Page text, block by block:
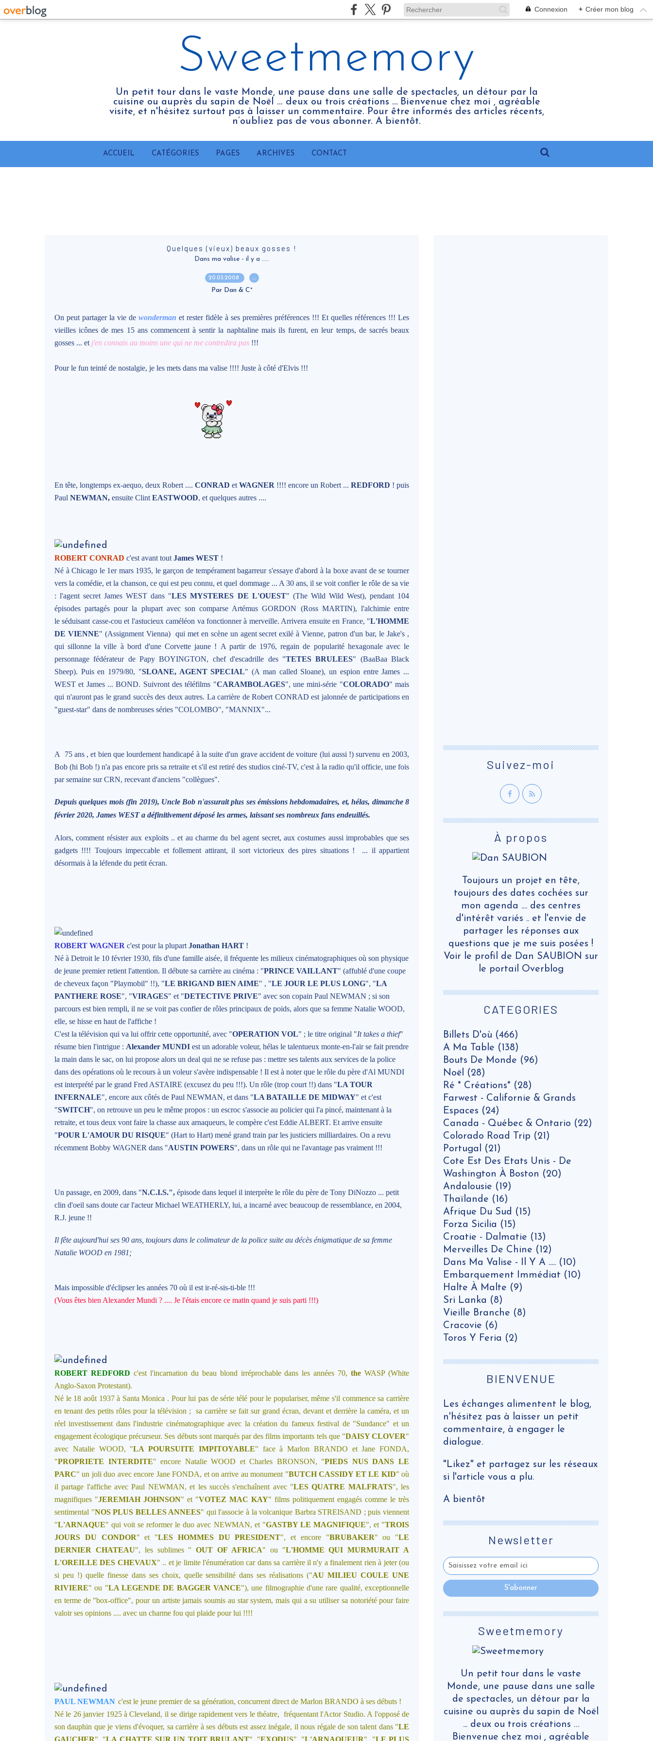
Connexion + Créer mon blog
Sweetmemory
Un petit tour dans le vaste Monde, une pause dans une salle de spectacles, un détour par la
cuisine ou auprès du sapin de Noël ... deux ou trois créations … Bienvenue chez moi , agréable
visite, et n'hésitez surtout pas à laisser un commentaire. Pour être informés des articles récents,
n’oubliez pas de vous abonner. A bientôt.
ACCUEIL CATÉGORIES PAGES ARCHIVES CONTACT
Quelques (vieux) beaux gosses !
Dans ma valise - il y a .....
20.03.2008 …
Par Dan & C°
On peut partager la vie de wonderman et rester fidèle à ses premières préférences !!! Et quelles références !!! Les
vieilles icônes de mes 15 ans commencent à sentir la naphtaline mais ils furent, en leur temps, de sacrés beaux
gosses ... et j'en connais au moins une qui ne me contredira pas !!!
Pour le fun teinté de nostalgie, je les mets dans ma valise !!!! Juste à côté d'Elvis !!!
En tête, longtemps ex-aequo, deux Robert .... CONRAD et WAGNER !!!! encore un Robert ... REDFORD ! puis
Paul NEWMAN, ensuite Clint EASTWOOD, et quelques autres ....
ROBERT CONRAD c'est avant tout James WEST !
Né à Chicago le 1er mars 1935, le garçon de tempérament bagarreur s'essaye d'abord à la boxe avant de se tourner
vers la comédie, et la chanson, ce qui est peu connu, et quel dommage ... A 30 ans, il se voit confier le rôle de sa vie
: l'agent secret James WEST dans "LES MYSTERES DE L'OUEST" (The Wild Wild West), pendant 104
épisodes partagés pour la plupart avec son comparse Artémus GORDON (Ross MARTIN), l'alchimie entre
le séduisant casse-cou et l'astucieux caméléon va fonctionner à merveille. Arrivera ensuite en France, "L'HOMME
DE VIENNE" (Assignment Vienna) qui met en scène un agent secret exilé à Vienne, patron d'un bar, le Jake's ,
qui sillonne la ville à bord d'une Corvette jaune ! A partir de 1976, regain de popularité hexagonale avec le
personnage fédérateur de Papy BOYINGTON, chef d'escadrille des "TETES BRULEES" (BaaBaa Black
Sheep). Puis en 1979/80, "SLOANE, AGENT SPECIAL" (A man called Sloane), un espion entre James ...
WEST et James ... BOND. Suivront des téléfilms "CARAMBOLAGES", une mini-série "COLORADO" mais
qui n'auront pas le grand succès des deux autres. La carrière de Robert CONRAD est jalonnée de participations en
"guest-star" dans de nombreuses séries "COLOMBO", "MANNIX"...
A 75 ans , et bien que lourdement handicapé à la suite d'un grave accident de voiture (lui aussi !) survenu en 2003,
Bob (hi Bob !) n'a pas encore pris sa retraite et s'il est retiré des studios ciné-TV, c'est à la radio qu'il officie, une fois
par semaine sur CRN, recevant d'anciens "collègues".
Depuis quelques mois (fin 2019), Uncle Bob n'assurait plus ses émissions hebdomadaires, et, hélas, dimanche 8
février 2020, James WEST a définitivement déposé les armes, laissant ses nombreux fans endeuillés.
Alors, comment résister aux exploits .. et au charme du bel agent secret, aux costumes aussi improbables que ses
gadgets !!!! Toujours impeccable et follement attirant, il sort victorieux des pires situations ! ... il appartient
désormais à la léfende du petit écran.
ROBERT WAGNER c'est pour la plupart Jonathan HART !
Né à Detroit le 10 février 1930, fils d'une famille aisée, il fréquente les milieux cinématographiques où son physique
de jeune premier retient l'attention. Il débute sa carrière au cinéma : "PRINCE VAILLANT" (affublé d'une coupe
de cheveux façon "Playmobil" !!), "LE BRIGAND BIEN AIME" , "LE JOUR LE PLUS LONG", "LA
PANTHERE ROSE", "VIRAGES" et "DETECTIVE PRIVE" avec son copain Paul NEWMAN ; si son
parcours est bien rempli, il ne se voit pas confier de rôles principaux de poids, alors que sa femme Natalie WOOD,
elle, se hisse en haut de l'affiche !
C'est la télévision qui va lui offrir cette opportunité, avec "OPERATION VOL" ; le titre original "It takes a thief"
résume bien l'intrigue : Alexander MUNDI est un adorable voleur, hélas le talentueux monte-en-l'air se fait prendre
la main dans le sac, on lui propose alors un deal qui ne se refuse pas : mettre ses talents aux services de la police
dans des opérations où le recours à un voleur s'avère indispensable ! Il est à noter que le rôle du père d'Al MUNDI
est interprété par le grand Fred ASTAIRE (excusez du peu !!!). Un rôle (trop court !!) dans "LA TOUR
INFERNALE", encore aux côtés de Paul NEWMAN, et dans "LA BATAILLE DE MIDWAY" et c'est
"SWITCH", on retrouve un peu le même propos : un escroc s'associe au policier qui l'a pincé, maintenant à la
retraite, et tous deux vont faire la chasse aux arnaqueurs, le compère c'est Eddie ALBERT. Et arrive ensuite
"POUR L'AMOUR DU RISQUE" (Hart to Hart) mené grand train par les justiciers milliardaires. On a revu
récemment Bobby WAGNER dans "AUSTIN POWERS", dans un rôle qui ne l'avantage pas vraiment !!!
Un passage, en 2009, dans "N.C.I.S.", épisode dans lequel il interprète le rôle du père de Tony DiNozzo ... petit
clin d'oeil sans doute car l'acteur Michael WEATHERLY, lui, a incarné avec beaucoup de ressemblance, en 2004,
R.J. jeune !!
Il fête aujourd'hui ses 90 ans, toujours dans le colimateur de la police suite au décès énigmatique de sa femme
Natalie WOOD en 1981;
Mais impossible d'éclipser les années 70 où il est ir-ré-sis-ti-ble !!!
(Vous êtes bien Alexander Mundi ? .... Je l'étais encore ce matin quand je suis parti !!!)
ROBERT REDFORD c'est l'incarnation du beau blond irréprochable dans les années 70,the WASP (White
Anglo-Saxon Protestant).
Né le 18 août 1937 à Santa Monica . Pour lui pas de série télé pour le populariser, même s'il commence sa carrière
en tenant des petits rôles pour la télévision ; sa carrière se fait sur grand écran, devant et derrière la caméra, et un
réel investissement dans l'industrie cinématographique avec la création du fameux festival de "Sundance" et un
engagement écologique précurseur. Ses débuts sont marqués par des films importants tels que "DAISY CLOVER"
avec Natalie WOOD, "LA POURSUITE IMPITOYABLE" face à Marlon BRANDO et Jane FONDA,
"PROPRIETE INTERDITE" encore Natalie WOOD et Charles BRONSON, "PIEDS NUS DANS LE
PARC" un joli duo avec encore Jane FONDA, et on arrive au monument "BUTCH CASSIDY ET LE KID" où
il partage l'affiche avec Paul NEWMAN, et les succès s'enchaînent avec "LES QUATRE MALFRATS", les
magnifiques "JEREMIAH JOHNSON" et "VOTEZ MAC KAY" films politiquement engagés comme le très
sentimental "NOS PLUS BELLES ANNEES" qui l'associe à la volcanique Barbra STREISAND ; puis viennent
"L'ARNAQUE" qui voit se reformer le duo avec NEWMAN, et "GASTBY LE MAGNIFIQUE", et "TROIS
JOURS DU CONDOR" et "LES HOMMES DU PRESIDENT", et encore "BRUBAKER" ou "LE
DERNIER CHATEAU", les sublimes "OUT OF AFRICA" ou "L'HOMME QUI MURMURAIT A
L'OREILLE DES CHEVAUX" .. et je limite l'énumération car dans sa carrière il n'y a finalement rien à jeter (ou
si peu !) quelle finesse dans ses choix, quelle sensibilité dans ses réalisations ("AU MILIEU COULE UNE
RIVIERE" ou "LA LEGENDE DE BAGGER VANCE"), une filmographie d'une rare qualité, exceptionnelle
en terme de "box-office", pour un artiste jamais soumis au star system, mais qui a su utiliser sa notoriété pour faire
valoir ses opinions .... avec un charme fou qui plaide pour lui !!!!
PAUL NEWMAN c'est le jeune premier de sa génération, concurrent direct de Marlon BRANDO à ses débuts !
Né le 26 janvier 1925 à Cleveland, il se dirige rapidement vers le théatre, fréquentant l'Actor Studio. A l'opposé de
son dauphin que je viens d'évoquer, sa carrière à ses débuts est assez inégale, il nous régale de son talent dans "LE
GAUCHER", "LA CHATTE SUR UN TOIT BRULANT", "EXODUS", "L'ARNAQUEUR", "LE PLUS
Newsletter
CATEGORIES
Billets D'où (466)
A Ma Table (138)
Bouts De Monde (96)
Noël (28)
Ré * Créations* (28)
Farwest - Californie & Grands
Espaces (24)
Canada - Québec & Ontario (22)
Colorado Road Trip (21)
Portugal (21)
Cote Est Des Etats Unis - De
Washington À Boston (20)
Andalousie (19)
Thaïlande (16)
Afrique Du Sud (15)
Forza Sicilia (15)
Croatie - Dalmatie (13)
Merveilles De Chine (12)
Dans Ma Valise - Il Y A ..... (10)
Embarquement Immédiat (10)
Halte À Malte (9)
Sri Lanka (8)
Vieille Branche (8)
Cracovie (6)
Toros Y Feria (2)
Sweetmemory
Un petit tour dans le vaste
Monde, une pause dans une salle
de spectacles, un détour par la
cuisine ou auprès du sapin de Noël
... deux ou trois créations …
Bienvenue chez moi , agréable
Suivez-moi
À propos
Toujours un projet en tête,
toujours des dates cochées sur
mon agenda .... des centres
d'intérêt variés .. et l'envie de
partager les réponses aux
questions que je me suis posées !
Voir le profil de Dan SAUBION sur
le portail Overblog
BIENVENUE
Les échanges alimentent le blog,
n'hésitez pas à laisser un petit
commentaire, à engager le
dialogue.
"Likez" et partagez sur les réseaux
si l'article vous a plu.
A bientôt